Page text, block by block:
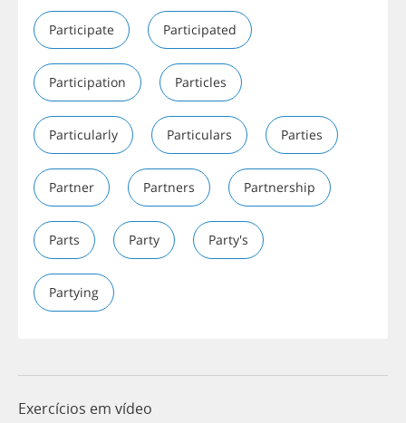
Participate Participated
Participation Particles
Particularly Particulars Parties
Partner Partners Partnership
Parts Party Party's
Partying
Exercícios em vídeo